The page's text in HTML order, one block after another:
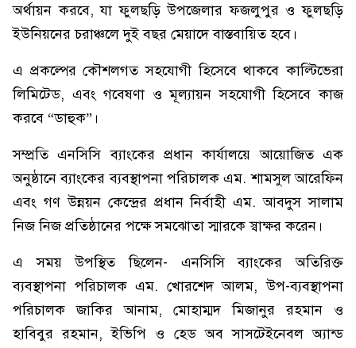
অর্থায়ন করবে, যা ফুলছড়ি উপজেলার ফজলুপুর ও ফুলছড়ি
ইউনিয়নের চরাঞ্চলে দুই বছর মেয়াদে বাস্তবায়িত হবে।
এ প্রকল্পের কৌশলগত সহযোগী হিসেবে থাকবে কাল্টিভেরা
লিমিটেড, এবং গবেষণা ও মূল্যায়ন সহযোগী হিসেবে কাজ
করবে “ডাহুক”।
সম্প্রতি এনসিসি ব্যাংকের প্রধান কার্যালয়ে আয়োজিত এক
অনুষ্ঠানে ব্যাংকের ব্যবস্থাপনা পরিচালক এম. শামসুল আরেফিন
এবং গণ উন্নয়ন কেন্দ্রের প্রধান নির্বাহী এম. আবদুস সালাম
নিজ নিজ প্রতিষ্ঠানের পক্ষে সমঝোতা স্মারকে স্বাক্ষর করেন।
এ সময় উপস্থিত ছিলেন- এনসিসি ব্যাংকের অতিরিক্ত
ব্যবস্থাপনা পরিচালক এম. খোরশেদ আলম, উপ-ব্যবস্থাপনা
পরিচালক জাকির আনাম, মোহাম্মদ মিজানুর রহমান ও
হাবিবুর রহমান, ইভিপি ও হেড অব সাসটেইনেবল অ্যান্ড